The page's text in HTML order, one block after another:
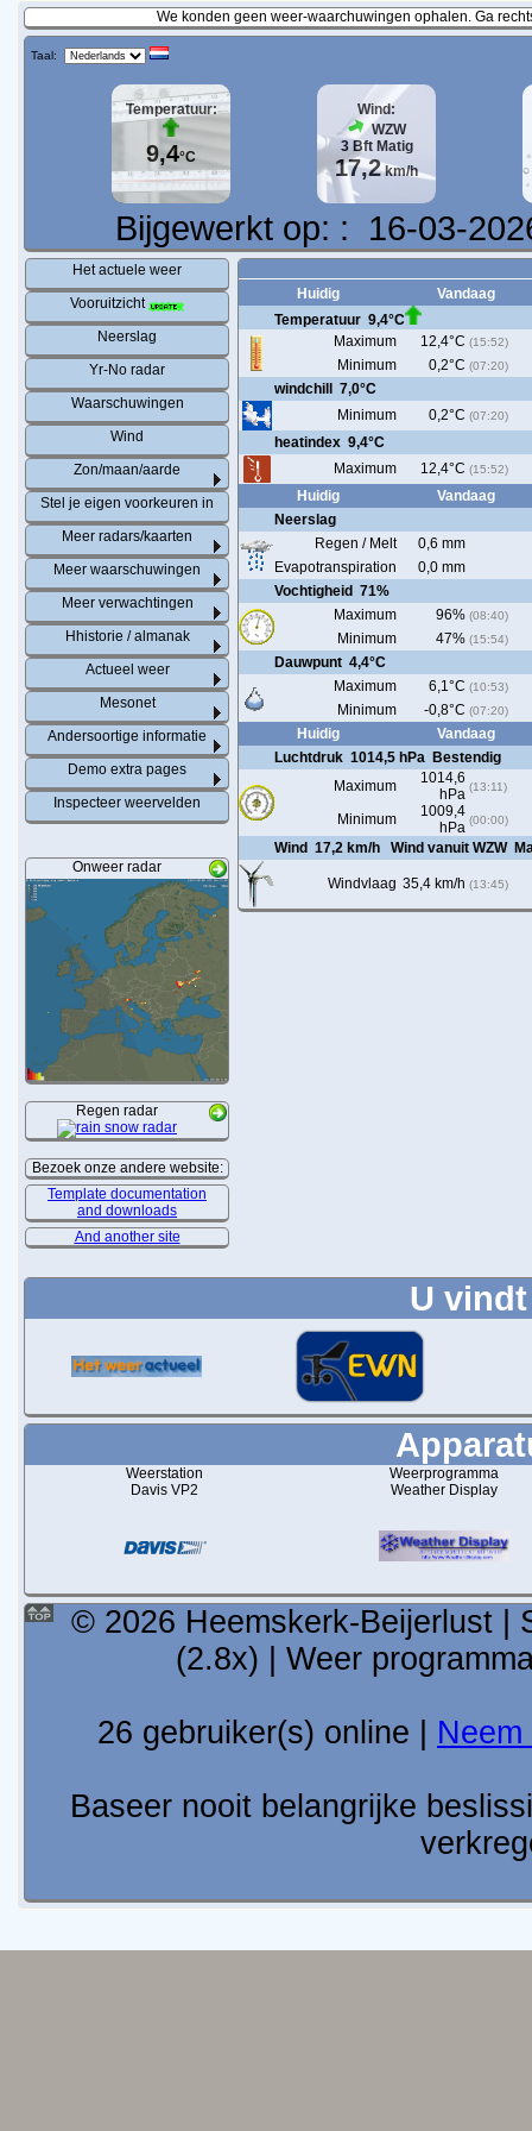
We konden geen weer-waarchuwingen ophalen. Ga
Taal:
Temperatuur:
9,4°C
Wind:
WZW
3Bft Matig
17,2km/h
Bijgewerkt op: : 16-03-
Het actuele weer
Vooruitzicht
Neerslag
Yr-No radar
Waarschuwingen
Wind
Zon/maan/aarde
Stel je eigen voorkeuren in
Meer radars/kaarten
Meer waarschuwingen
Meer verwachtingen
Hhistorie / almanak
Actueel weer
Mesonet
Andersoortige informatie
Demo extra pages
Inspecteer weervelden
Onweer radar
Regen radar
Bezoek onze andere website:
Template documentation
and downloads
And another site
Huidig
Vandaag
Temperatuur 9,4°C
Maximum
12,4°C (15:52)
Minimum 0,2°C (07:20)
windchill 7,0°C
Minimum
0,2°C (07:20)
heatindex 9,4°C
Maximum
12,4°C (15:52)
Huidig
Vandaag
Neerslag
Regen / Melt
0,6 mm
Evapotranspiration
0,0 mm
Vochtigheid 71%
Maximum
96% (08:40)
Minimum 47% (15:54)
Dauwpunt 4,4°C
Maximum
6,1°C (10:53)
Minimum -0,8°C (07:20)
Huidig
Vandaag
Luchtdruk 1014,5 hPa Bestendig
Maximum
1014,6
hPa (13:11)
Minimum
1009,4
hPa (00:00)
Wind 17,2 km/h Wind vanuit WZW
Windvlaag 35,4 km/h (13:45)
U
Weerstation
Davis VP2
Weerprogramma
Weather Display
© 2026 Heemskerk-Beijerlust |
(2.8x) | Weer
26 gebruiker(s) online |
Baseer nooit belangrijke